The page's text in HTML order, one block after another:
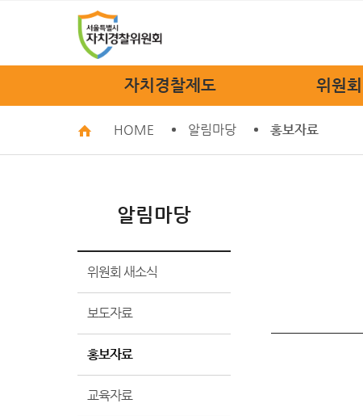
자치경찰제도
자치경찰제도
자치경찰 FAQ
위원
위원장
HOME 알림마당 홍보자료
알림마당
위원회 새소식
보도자료
홍보자료
교육자료